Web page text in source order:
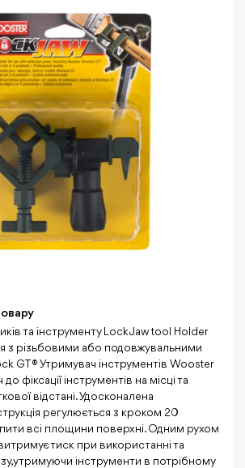
та інструменту Lock Jaw tool Holder
з різьбовими або подовжувальними
GT® Утримувач інструментів Wooster
фіксації інструментів на місці та
відстані. Удосконалена
регулюється з кроком 20
всі площини поверхні. Одним рухом
тиск при використанні та
утримуючи інструменти в потрібному